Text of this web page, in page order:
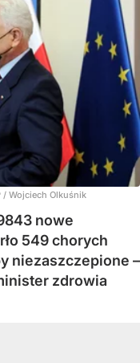
/ Wojciech Olkuśnik
nowe
549 chorych
niezaszczepione –
zdrowia